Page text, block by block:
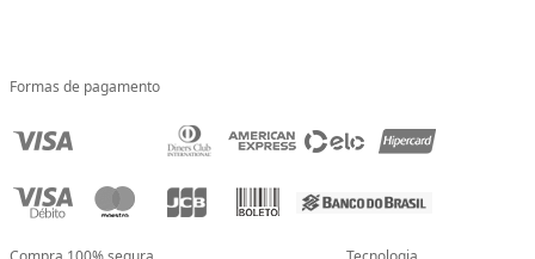
Formas de pagamento